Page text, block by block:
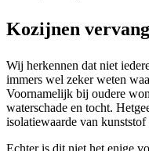
Kozijnen
Wij herkennen dat niet
immers wel zeker weten
Voornamelijk bij oudere
waterschade en tocht.
isolatiewaarde van
Echter is dit niet het enige